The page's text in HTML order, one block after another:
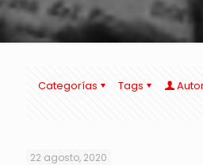
Categorías Tags
22 agosto, 2020